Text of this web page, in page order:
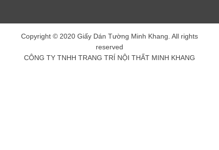
Copyright © 2020 Giấy Dán Tường Minh Khang. All rights
reserved
CÔNG TY TNHH TRANG TRÍ NỘI THẤT MINH KHANG